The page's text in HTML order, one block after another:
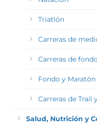
Triatlón
Carreras de
Carreras de fondo
Fondo y Maratón
Carreras de Trail
Salud, Nutrición y